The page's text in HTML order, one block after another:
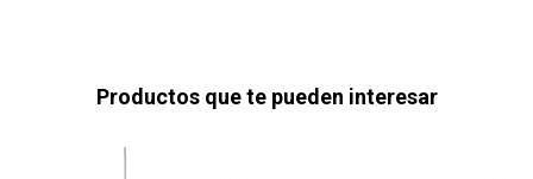
Productos que te pueden interesar